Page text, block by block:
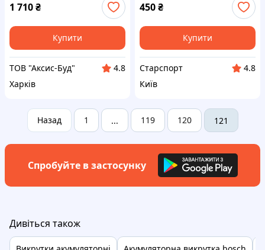
1 710₴
Купити
ТОВ "Аксис-Буд"
4.8
Харків
450₴
Купити
Старспорт
4.8
Київ
Назад 1 ... 119 120 121
Спробуйте в застосунку
Дивіться також